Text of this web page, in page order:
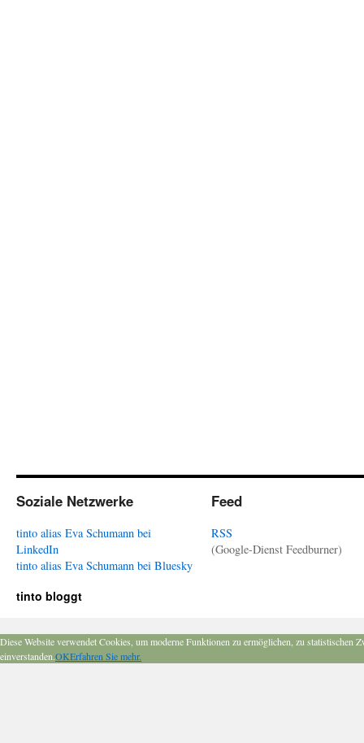
Soziale Netzwerke
tinto alias Eva Schumann bei
LinkedIn
tinto alias Eva Schumann bei Bluesky
Feed
RSS
(Google-Dienst Feedburner)
tinto bloggt
Diese Website verwendet Cookies, um moderne Funktionen zu ermöglichen, zu
einverstanden.OKErfahren Sie mehr.